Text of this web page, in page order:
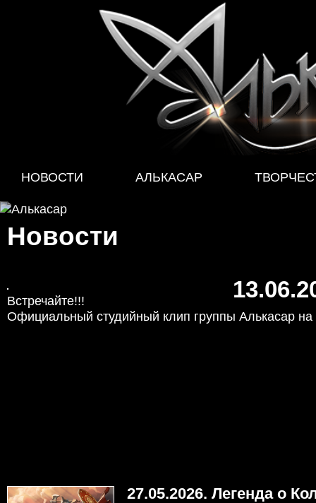
НОВОСТИ АЛЬКАСАР
Новости
Встречайте!!!
Официальный студийный клип группы Алькасар
27.05.2026. Легенда о